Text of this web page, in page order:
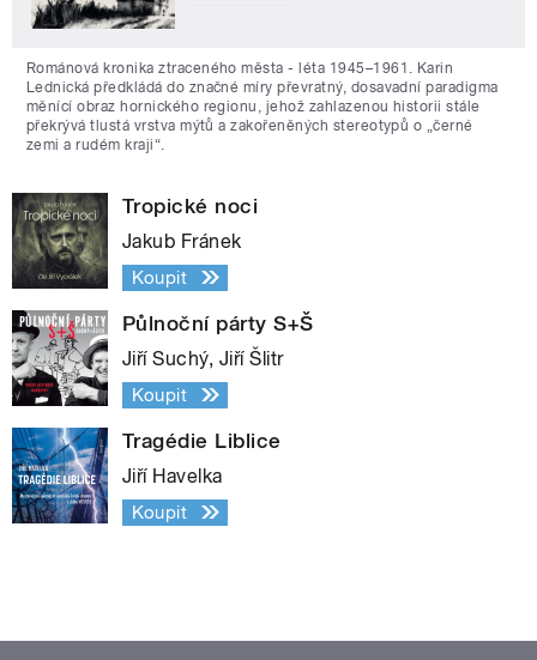
Románová kronika ztraceného města - léta 1945–1961. Karin
Lednická předkládá do značné míry převratný, dosavadní paradigma
měnící obraz hornického regionu, jehož zahlazenou historii stále
překrývá tlustá vrstva mýtů a zakořeněných stereotypů o „černé
zemi a rudém kraji“.
Tropické noci
Jakub Fránek
Koupit
Půlnoční párty S+Š
Jiří Suchý, Jiří Šlitr
Koupit
Tragédie Liblice
Jiří Havelka
Koupit